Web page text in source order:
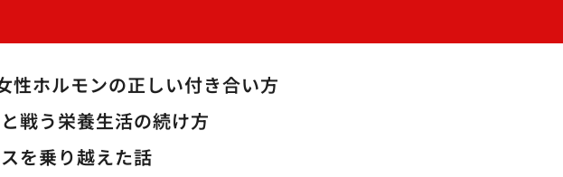
性ホルモンの正しい付き合い方
戦う栄養生活の続け方
を乗り越えた話